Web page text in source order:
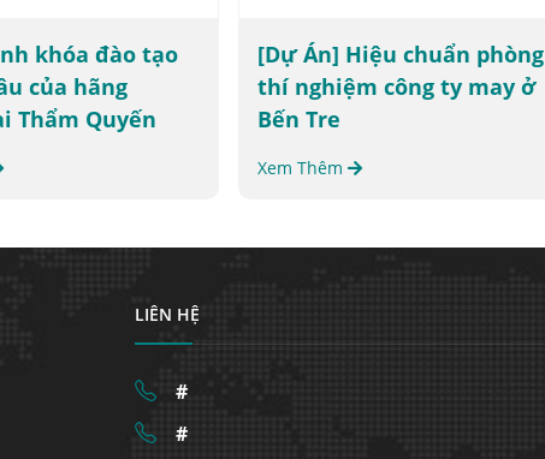
khóa đào tạo
của hãng
Thẩm Quyến
[Dự Án] Hiệu chuẩn phòng
thí nghiệm công ty may ở
Bến Tre
Xem Thêm
LIÊN HỆ
#
#